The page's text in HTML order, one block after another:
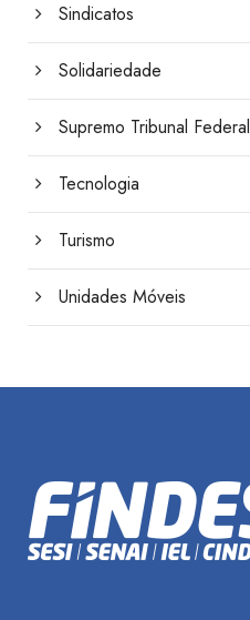
Sindicatos
Solidariedade
Supremo Tribunal Federal
Tecnologia
Turismo
Unidades Móveis